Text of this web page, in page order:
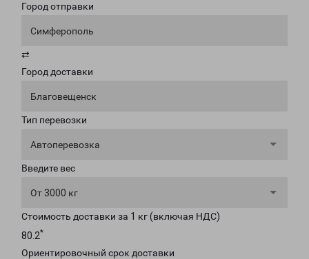
Город отправки
Симферополь
⇄
Город доставки
Благовещенск
Тип перевозки
Автоперевозка
Введите вес
От 3000 кг
Стоимость доставки за 1 кг (включая НДС)
80.2*
Ориентировочный срок доставки